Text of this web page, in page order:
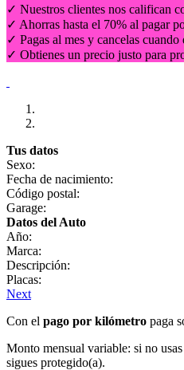
✓ Nuestros clientes nos califican
✓ Ahorras hasta el 70% al pagar
✓ Pagas al mes y cancelas cuando
✓ Obtienes un precio justo para
Tus datos
Sexo:
Fecha de nacimiento:
Código postal:
Garage:
Datos del Auto
Año:
Marca:
Descripción:
Placas:
Next
Con el pago por kilómetro paga
Monto mensual variable: si no
sigues protegido(a).